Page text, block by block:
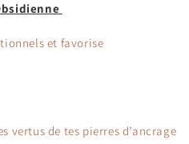
et favorise
vertus de tes pierres d’ancrage